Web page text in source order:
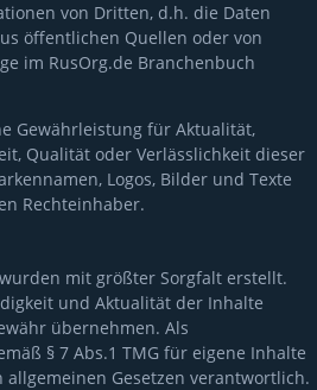
von Dritten, d.h. die Daten
öffentlichen Quellen oder von
im RusOrg.de Branchenbuch
Gewährleistung für Aktualität,
Qualität oder Verlässlichkeit dieser
Logos, Bilder und Texte
Rechteinhaber.
mit größter Sorgfalt erstellt.
und Aktualität der Inhalte
übernehmen. Als
§ 7 Abs.1 TMG für eigene Inhalte
Gesetzen verantwortlich.